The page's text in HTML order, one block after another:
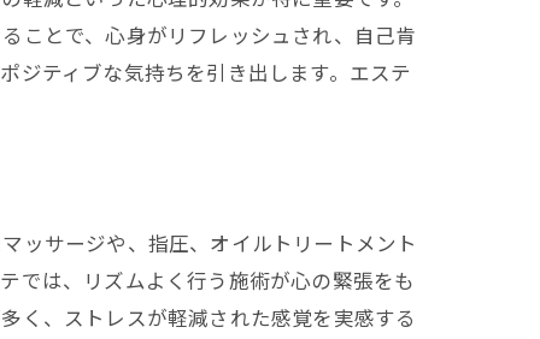
ことで、心身がリフレッシュされ、自己肯
ジティブな気持ちを引き出します。エステ
ッサージや、指圧、オイルトリートメント
では、リズムよく行う施術が心の緊張をも
く、ストレスが軽減された感覚を実感する